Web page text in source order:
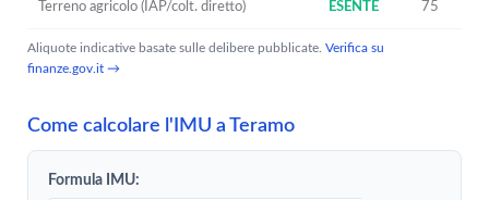
Terreno agricolo (IAP/colt. diretto) ESENTE 75
Aliquote indicative basate sulle delibere pubblicate. Verifica su
finanze.gov.it →
Come calcolare l'IMU a Teramo
Formula IMU: